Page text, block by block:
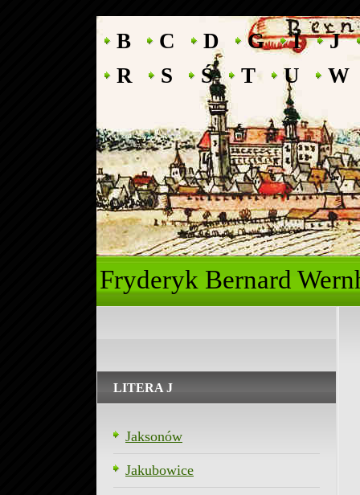
B C D G I
J
R
S Ś T U W
Fryderyk
LITERA J
Jaksonów
Jakubowice